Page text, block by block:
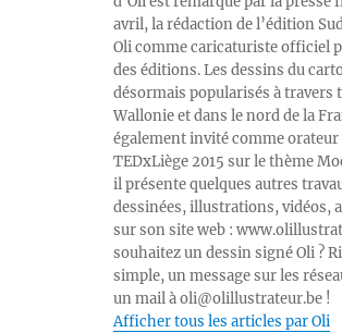
avril, la rédaction de l’édition
Oli comme caricaturiste officiel
des éditions. Les dessins du
désormais popularisés à travers
Wallonie et dans le nord de la
également invité comme orateur
TEDxLiège 2015 sur le thème
il présente quelques autres
dessinées, illustrations, vidéos,
sur son site web :
souhaitez un dessin signé Oli ?
simple, un message sur les
un mail à oli@olillustrateur.be !
Afficher tous les articles par Oli